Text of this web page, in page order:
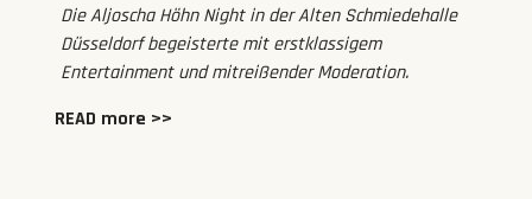
Die Aljoscha Höhn Night in der Alten Schmiedehalle
Düsseldorf begeisterte mit erstklassigem
Entertainment und mitreißender Moderation.
READ more >>